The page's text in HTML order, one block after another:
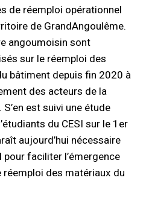
de réemploi opérationnel
de GrandAngoulême.
angoumoisin sont
sur le réemploi des
bâtiment depuis fin 2020 à
des acteurs de la
est suivi une étude
du CESI sur le 1er
aujourd’hui nécessaire
pour faciliter l’émergence
réemploi des matériaux du